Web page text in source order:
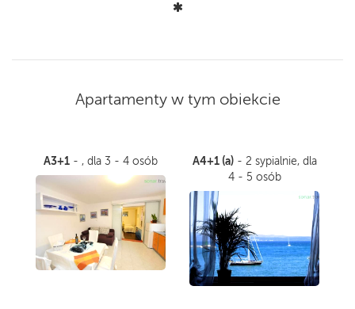
Apartamenty w tym obiekcie
A3+1 - , dla 3 - 4 osób A4+1 (a)- 2 sypialnie, dla
4 - 5 osób